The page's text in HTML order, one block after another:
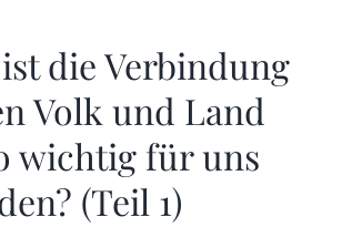
die Verbindung
Volk und Land
wichtig für uns
(Teil 1)